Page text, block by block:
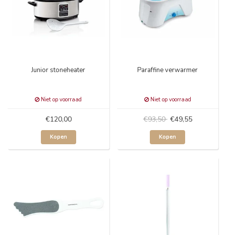
Junior stoneheater
Niet op voorraad
€120,00
Kopen
Paraffine verwarmer
Niet op voorraad
€93,50 €49,55
Kopen